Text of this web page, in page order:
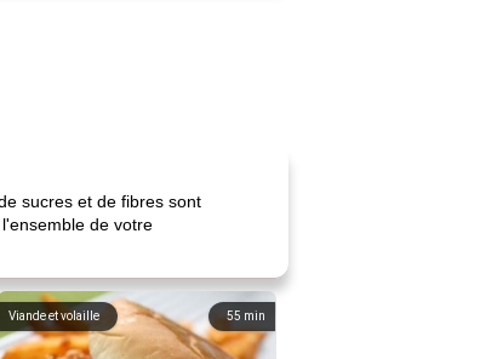
sucres et de fibres sont
de votre
55 min
Viande et volaille